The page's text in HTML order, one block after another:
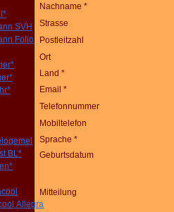
SVH
Folio
BL*
Allegra
Nachname *
Strasse
Postleitzahl
Ort
Land *
Email *
Telefonnummer
Mobiltelefon
Sprache *
Geburtsdatum
Mitteilung